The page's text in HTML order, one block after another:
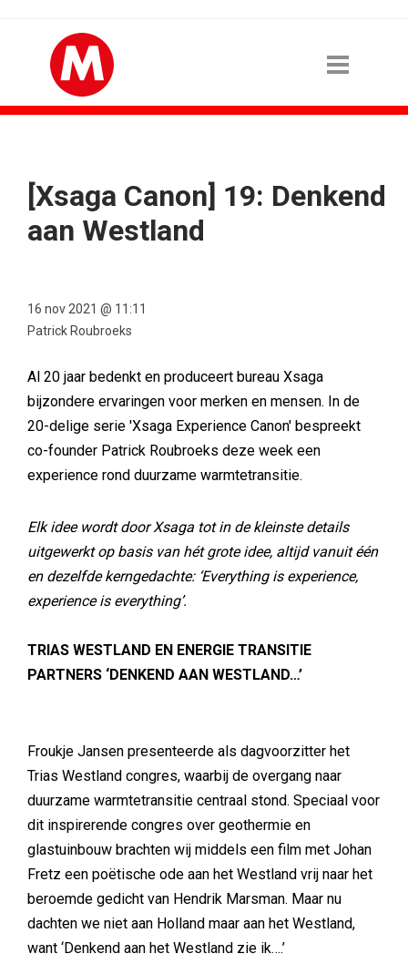
[Xsaga Canon] 19: Denkend
aan Westland
16 nov 2021 @ 11:11
Patrick Roubroeks
Al 20 jaar bedenkt en produceert bureau Xsaga
bijzondere ervaringen voor merken en mensen. In de
20-delige serie 'Xsaga Experience Canon' bespreekt
co-founder Patrick Roubroeks deze week een
experience rond duurzame warmtetransitie.
Elk idee wordt door Xsaga tot in de kleinste details
uitgewerkt op basis van hét grote idee, altijd vanuit één
en dezelfde kerngedachte: ‘Everything is experience,
experience is everything’.
TRIAS WESTLAND EN ENERGIE TRANSITIE
PARTNERS ‘DENKEND AAN WESTLAND…’
Froukje Jansen presenteerde als dagvoorzitter het
Trias Westland congres, waarbij de overgang naar
duurzame warmtetransitie centraal stond. Speciaal voor
dit inspirerende congres over geothermie en
glastuinbouw brachten wij middels een film met Johan
Fretz een poëtische ode aan het Westland vrij naar het
beroemde gedicht van Hendrik Marsman. Maar nu
dachten we niet aan Holland maar aan het Westland,
want ‘Denkend aan het Westland zie ik….’